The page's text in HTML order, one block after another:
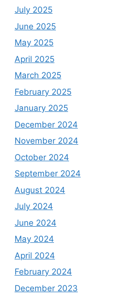
July 2025
June 2025
May 2025
April 2025
March 2025
February 2025
January 2025
December 2024
November 2024
October 2024
September 2024
August 2024
July 2024
June 2024
May 2024
April 2024
February 2024
December 2023